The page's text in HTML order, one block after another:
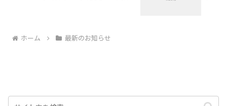
ホーム 最新のお知らせ